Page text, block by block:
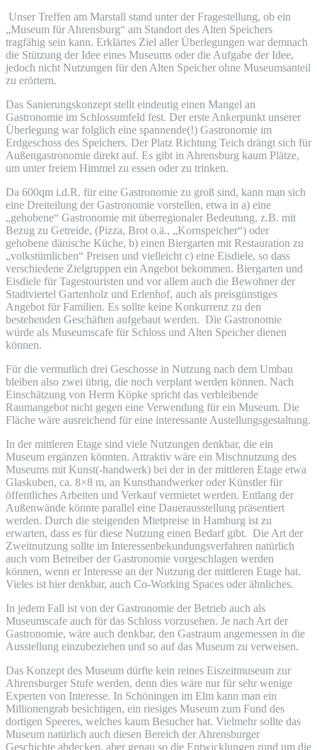
Unser Treffen am Marstall stand unter der Fragestellung, ob ein
„Museum für Ahrensburg“ am Standort des Alten Speichers
tragfähig sein kann. Erklärtes Ziel aller Überlegungen war demnach
die Stützung der Idee eines Museums oder die Aufgabe der Idee,
jedoch nicht Nutzungen für den Alten Speicher ohne Museumsanteil
zu erörtern.
Das Sanierungskonzept stellt eindeutig einen Mangel an
Gastronomie im Schlossumfeld fest. Der erste Ankerpunkt unserer
Überlegung war folglich eine spannende(!) Gastronomie im
Erdgeschoss des Speichers. Der Platz Richtung Teich drängt sich für
Außengastronomie direkt auf. Es gibt in Ahrensburg kaum Plätze,
um unter freiem Himmel zu essen oder zu trinken.
Da 600qm i.d.R. für eine Gastronomie zu groß sind, kann man sich
eine Dreiteilung der Gastronomie vorstellen, etwa in a) eine
„gehobene“ Gastronomie mit überregionaler Bedeutung, z.B. mit
Bezug zu Getreide, (Pizza, Brot o.ä., „Kornspeicher“) oder
gehobene dänische Küche, b) einen Biergarten mit Restauration zu
„volkstümlichen“ Preisen und vielleicht c) eine Eisdiele, so dass
verschiedene Zielgruppen ein Angebot bekommen. Biergarten und
Eisdiele für Tagestouristen und vor allem auch die Bewohner der
Stadtviertel Gartenholz und Erlenhof, auch als preisgünstiges
Angebot für Familien. Es sollte keine Konkurrenz zu den
bestehenden Geschäften aufgebaut werden. Die Gastronomie
würde als Museumscafe für Schloss und Alten Speicher dienen
können.
Für die vermutlich drei Geschosse in Nutzung nach dem Umbau
bleiben also zwei übrig, die noch verplant werden können. Nach
Einschätzung von Herrn Köpke spricht das verbleibende
Raumangebot nicht gegen eine Verwendung für ein Museum. Die
Fläche wäre ausreichend für eine interessante Austellungsgestaltung.
In der mittleren Etage sind viele Nutzungen denkbar, die ein
Museum ergänzen könnten. Attraktiv wäre ein Mischnutzung des
Museums mit Kunst(-handwerk) bei der in der mittleren Etage etwa
Glaskuben, ca. 8×8 m, an Kunsthandwerker oder Künstler für
öffentliches Arbeiten und Verkauf vermietet werden. Entlang der
Außenwände könnte parallel eine Dauerausstellung präsentiert
werden. Durch die steigenden Mietpreise in Hamburg ist zu
erwarten, dass es für diese Nutzung einen Bedarf gibt. Die Art der
Zweitnutzung sollte im Interessenbekundungsverfahren natürlich
auch vom Betreiber der Gastronomie vorgeschlagen werden
können, wenn er Interesse an der Nutzung der mittleren Etage hat.
Vieles ist hier denkbar, auch Co-Working Spaces oder ähnliches.
In jedem Fall ist von der Gastronomie der Betrieb auch als
Museumscafe auch für das Schloss vorzusehen. Je nach Art der
Gastronomie, wäre auch denkbar, den Gastraum angemessen in die
Ausstellung einzubeziehen und so auf das Museum zu verweisen.
Das Konzept des Museum dürfte kein reines Eiszeitmuseum zur
Ahrensburger Stufe werden, denn dies wäre nur für sehr wenige
Experten von Interesse. In Schöningen im Elm kann man ein
Millionengrab besichtigen, ein riesiges Museum zum Fund des
dortigen Speeres, welches kaum Besucher hat. Vielmehr sollte das
Museum natürlich auch diesen Bereich der Ahrensburger
Geschichte abdecken, aber genau so die Entwicklungen rund um die